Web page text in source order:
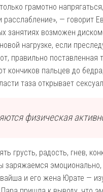
грамотно
— говорит
занятиях возможен
нагрузке, если
правильно
кончиков пальцев до
таза открывает
физическая
грусть, радость, гнев,
заряжаемся
и его жена Юрате —